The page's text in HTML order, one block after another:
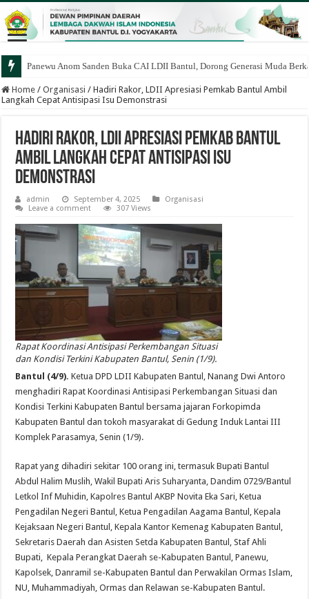
Panewu Anom Sanden Buka CAI LDII Bantul, Dorong Generasi Muda
Home / Organisasi / Hadiri Rakor, LDII Apresiasi Pemkab Bantul Ambil
Langkah Cepat Antisipasi Isu Demonstrasi
Hadiri Rakor, LDII Apresiasi Pemkab Bantul
Ambil Langkah Cepat Antisipasi Isu
Demonstrasi
admin September 4, 2025
Organisasi
Leave a comment
307 Views
Rapat Koordinasi Antisipasi Perkembangan Situasi
dan Kondisi Terkini Kabupaten Bantul, Senin (1/9).
Bantul (4/9). Ketua DPD LDII Kabupaten Bantul, Nanang Dwi Antoro
menghadiri Rapat Koordinasi Antisipasi Perkembangan Situasi dan
Kondisi Terkini Kabupaten Bantul bersama jajaran Forkopimda
Kabupaten Bantul dan tokoh masyarakat di Gedung Induk Lantai III
Komplek Parasamya, Senin (1/9).
Rapat yang dihadiri sekitar 100 orang ini, termasuk Bupati Bantul
Abdul Halim Muslih, Wakil Bupati Aris Suharyanta, Dandim 0729/Bantul
Letkol Inf Muhidin, Kapolres Bantul AKBP Novita Eka Sari, Ketua
Pengadilan Negeri Bantul, Ketua Pengadilan Aagama Bantul, Kepala
Kejaksaan Negeri Bantul, Kepala Kantor Kemenag Kabupaten Bantul,
Sekretaris Daerah dan Asisten Setda Kabupaten Bantul, Staf Ahli
Bupati, Kepala Perangkat Daerah se-Kabupaten Bantul, Panewu,
Kapolsek, Danramil se-Kabupaten Bantul dan Perwakilan Ormas Islam,
NU, Muhammadiyah, Ormas dan Relawan se-Kabupaten Bantul.